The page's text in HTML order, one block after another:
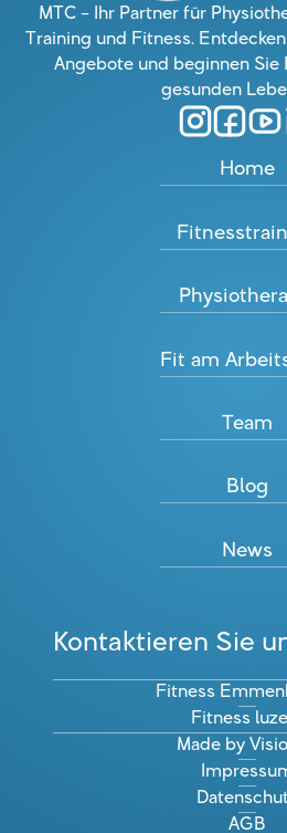
MTC – Ihr Partner für
Training und Fitness.
Angebote und beginnen Sie
gesunden
Home
Fit am
Team
Blog
News
Kontaktieren Sie
Fitness
Fitness
Made by
AGB